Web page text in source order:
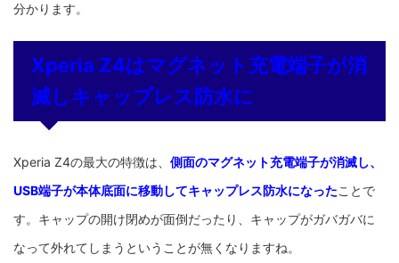
分かります。
Xperia Z4はマグネット充電端子が消
滅しキャップレス防水に
Xperia Z4の最大の特徴は、 側面のマグネット充電端子が消滅し、
USB端子が本体底面に移動してキャップレス防水になったことで
す。キャップの開け閉めが面倒だったり、キャップがガバガバに
なって外れてしまうということが無くなりますね。